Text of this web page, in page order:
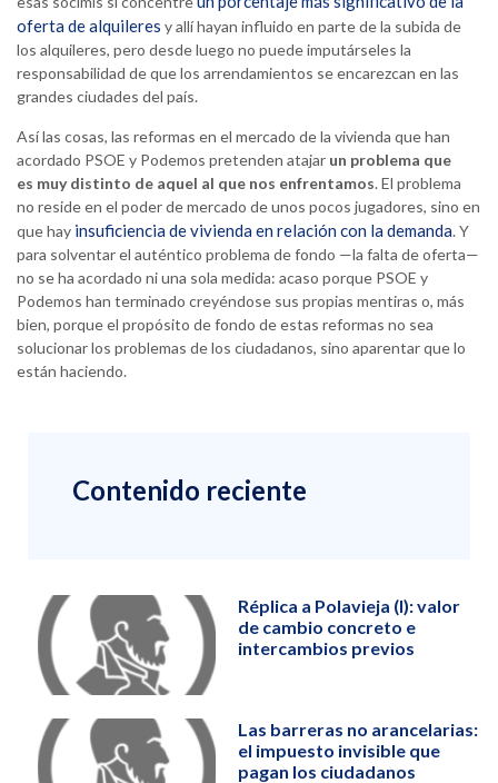
oferta de alquileres y allí hayan influido en parte de la subida de
los alquileres, pero desde luego no puede imputárseles la
responsabilidad de que los arrendamientos se encarezcan en las
grandes ciudades del país.
Así las cosas, las reformas en el mercado de la vivienda que han
acordado PSOE y Podemos pretenden atajar un problema que
es muy distinto de aquel al que nos enfrentamos. El problema
no reside en el poder de mercado de unos pocos jugadores, sino en
que hay insuficiencia de vivienda en relación con la demanda. Y
para solventar el auténtico problema de fondo —la falta de oferta—
no se ha acordado ni una sola medida: acaso porque PSOE y
Podemos han terminado creyéndose sus propias mentiras o, más
bien, porque el propósito de fondo de estas reformas no sea
solucionar los problemas de los ciudadanos, sino aparentar que lo
están haciendo.
Contenido reciente
Réplica a Polavieja (I): valor
de cambio concreto e
intercambios previos
Las barreras no arancelarias:
el impuesto invisible que
pagan los ciudadanos